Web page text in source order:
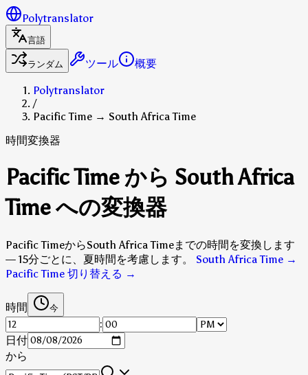
Polytranslator
言語
ランダム ツール 概要
Polytranslator
/
Pacific Time → South Africa Time
時間変換器
Pacific Time から South Africa
Time への変換器
Pacific TimeからSouth Africa Timeまでの時間を変換します
— 15分ごとに、夏時間を考慮します。
South Africa Time →
Pacific Time 切り替える →
時間 今
:
日付
から